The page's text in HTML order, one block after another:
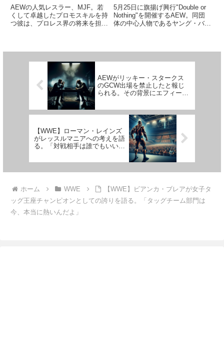
はMJFをどう見ていたの
か？
AEWの人気レスラー、MJF。若
くして卓越したプロモスキルを持
つ彼は、プロレス界の将来を担う
演したMLW...
は存在しなかった？YBが
語るAEW創立前夜
5月25日に旗揚げ興行"Double or
Nothing"を開催するAEW。同団
体の中心人物であるヤング・バッ
バックス...
AEWがリッキー・スタークス
のGCW出場を禁止したと報じ
られる。その背景にエフィーの
【WWE】ローマン・レインズ
がレッスルマニアへの考えを語
る。「対戦相手は誰でもいい。
は俺だ」
ホーム WWE
【WWE】ビアンカ・ブレアが女子タ
ッグ王座チャンピオンとしての誇りを語る。「タッグチーム部門は
今、本当に熱いんだよ」